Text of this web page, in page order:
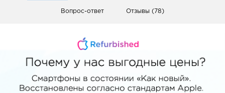
Вопрос-ответ Отзывы (78)